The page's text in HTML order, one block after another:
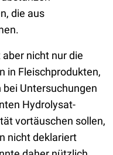
die aus
nicht nur die
in Fleischprodukten,
Untersuchungen
Hydrolysat-
vortäuschen sollen,
nicht deklariert